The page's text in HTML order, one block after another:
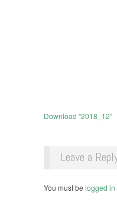
Download "2018_12"
Leave a
You must be logged in